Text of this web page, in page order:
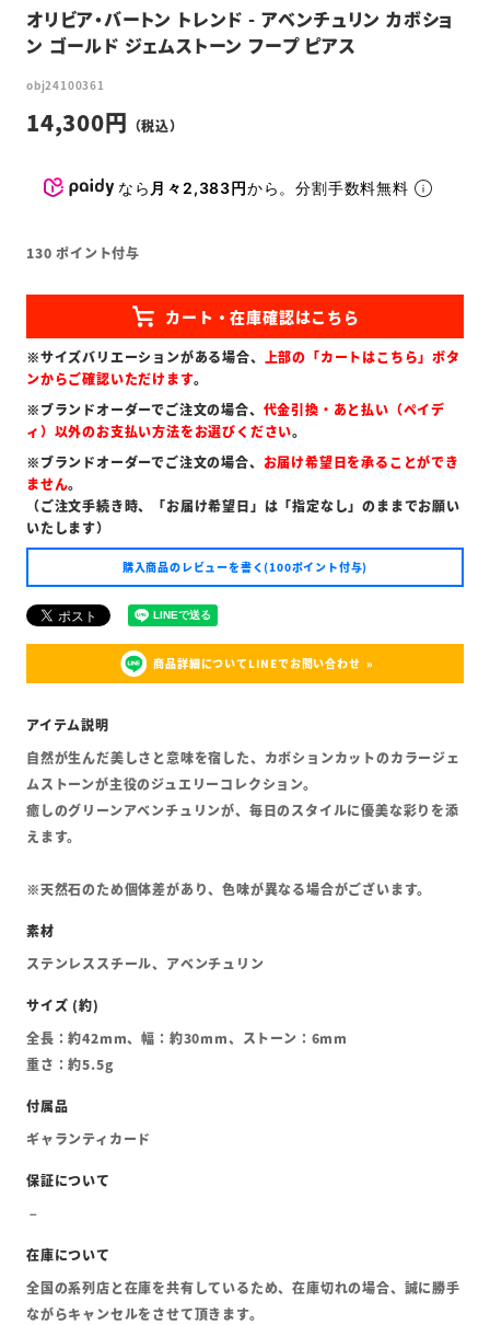
オリビア・バートン トレンド - アベンチュリン カボショ
ン ゴールド ジェムストーン フープ ピアス
obj24100361
14,300
なら 月々2,383円から。分割手数料無料
130 ポイント付与
※サイズバリエーションがある場合、 上部の「カートはこちら」ボタ
ンからご確認いただけます。
※ブランドオーダーでご注文の場合、 代金引換・あと払い（ペイデ
ィ）以外のお支払い方法をお選びください。
※ブランドオーダーでご注文の場合、 お届け希望日を承ることができ
ません。
（ご注文手続き時、「お届け希望日」は「指定なし」のままでお願い
いたします）
購入商品のレビューを書く(100ポイント付与)
商品詳細についてLINEでお問い合わせ
自然が生んだ美しさと意味を宿した、カボションカットのカラージェ
ムストーンが主役のジュエリーコレクション。
癒しのグリーンアベンチュリンが、毎日のスタイルに優美な彩りを添
えます。
※天然石のため個体差があり、色味が異なる場合がございます。
ステンレススチール、アベンチュリン
全長：約42mm、幅：約30mm、ストーン：6mm
重さ：約5.5g
ギャランティカード
全国の系列店と在庫を共有しているため、在庫切れの場合、誠に勝手
ながらキャンセルをさせて頂きます。